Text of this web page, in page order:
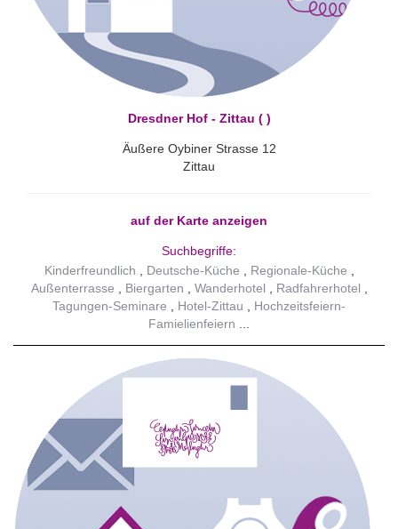
Dresdner Hof - Zittau ( )
Äußere Oybiner Strasse 12
Zittau
auf der Karte anzeigen
Suchbegriffe:
Kinderfreundlich
Deutsche-Küche
Regionale-Küche
Außenterrasse
Biergarten Wanderhotel
Radfahrerhotel
Tagungen-Seminare
Hotel-Zittau
Hochzeitsfeiern-
Famielienfeiern